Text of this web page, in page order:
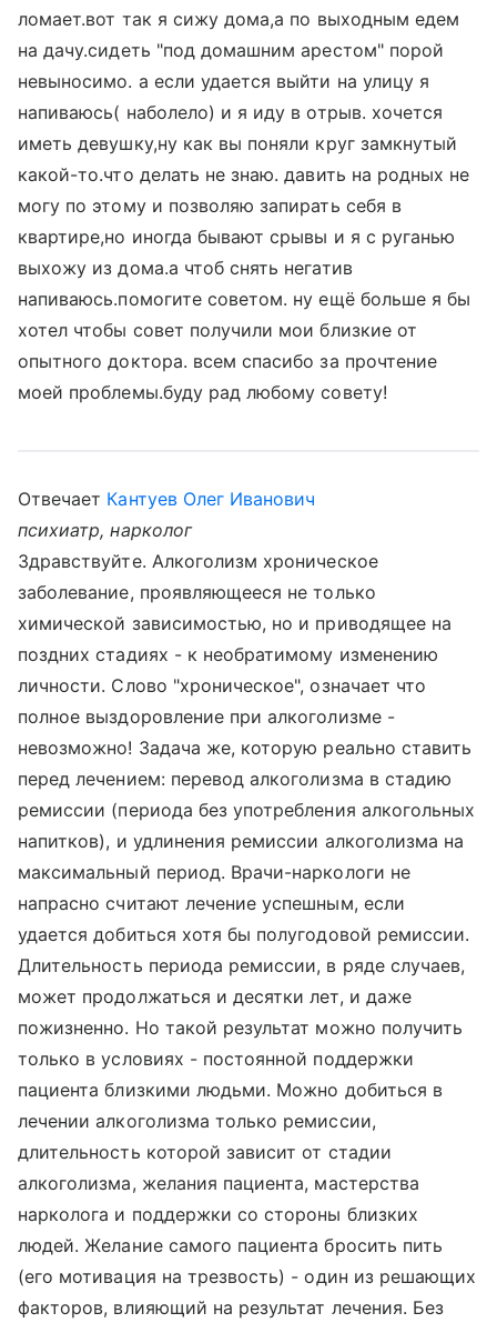
ломает.вот так я сижу дома,а по выходным едем
на дачу.сидеть "под домашним арестом" порой
невыносимо. а если удается выйти на улицу я
напиваюсь( наболело) и я иду в отрыв. хочется
иметь девушку,ну как вы поняли круг замкнутый
какой-то.что делать не знаю. давить на родных не
могу по этому и позволяю запирать себя в
квартире,но иногда бывают срывы и я с руганью
выхожу из дома.а чтоб снять негатив
напиваюсь.помогите советом. ну ещё больше я бы
хотел чтобы совет получили мои близкие от
опытного доктора. всем спасибо за прочтение
моей проблемы.буду рад любому совету!
Отвечает Кантуев Олег Иванович
психиатр, нарколог
Здравствуйте. Алкоголизм хроническое
заболевание, проявляющееся не только
химической зависимостью, но и приводящее на
поздних стадиях - к необратимому изменению
личности. Слово "хроническое", означает что
полное выздоровление при алкоголизме -
невозможно! Задача же, которую реально ставить
перед лечением: перевод алкоголизма в стадию
ремиссии (периода без употребления алкогольных
напитков), и удлинения ремиссии алкоголизма на
максимальный период. Врачи-наркологи не
напрасно считают лечение успешным, если
удается добиться хотя бы полугодовой ремиссии.
Длительность периода ремиссии, в ряде случаев,
может продолжаться и десятки лет, и даже
пожизненно. Но такой результат можно получить
только в условиях - постоянной поддержки
пациента близкими людьми. Можно добиться в
лечении алкоголизма только ремиссии,
длительность которой зависит от стадии
алкоголизма, желания пациента, мастерства
нарколога и поддержки со стороны близких
людей. Желание самого пациента бросить пить
(его мотивация на трезвость) - один из решающих
факторов, влияющий на результат лечения. Без